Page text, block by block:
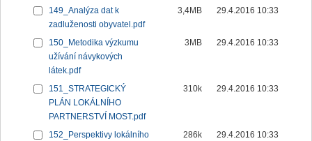
149_Analýza dat k
zadluženosti obyvatel.pdf
3,4MB 29.4.2016 10:33
150_Metodika výzkumu
užívání návykových
látek.pdf
3MB 29.4.2016 10:33
151_STRATEGICKÝ
PLÁN LOKÁLNÍHO
PARTNERSTVÍ MOST.pdf
310k 29.4.2016 10:33
152_Perspektivy lokálního
286k 29.4.2016 10:33